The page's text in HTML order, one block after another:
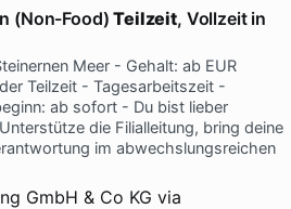
(Non-Food)Teilzeit, Vollzeit in
Meer - Gehalt: ab EUR
Teilzeit - Tagesarbeitszeit -
ab sofort - Du bist lieber
die Filialleitung, bring deine
im abwechslungsreichen
GmbH & Co KG via